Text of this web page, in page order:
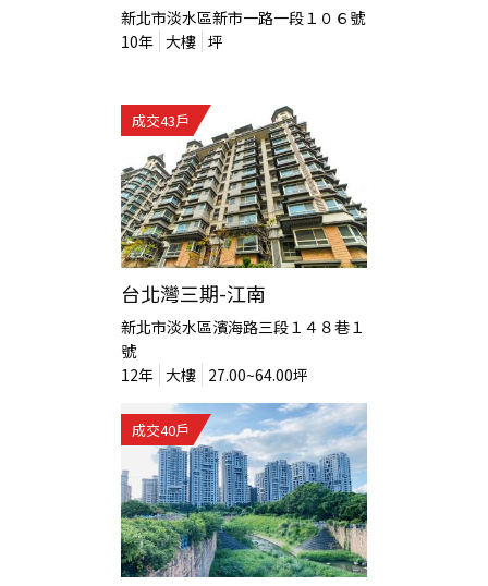
新北市淡水區新市一路一段１０６號
10年 大樓 坪
成交43戶
台北灣三期-江南
新北市淡水區濱海路三段１４８巷１
號
12年 大樓 27.00~64.00坪
成交40戶